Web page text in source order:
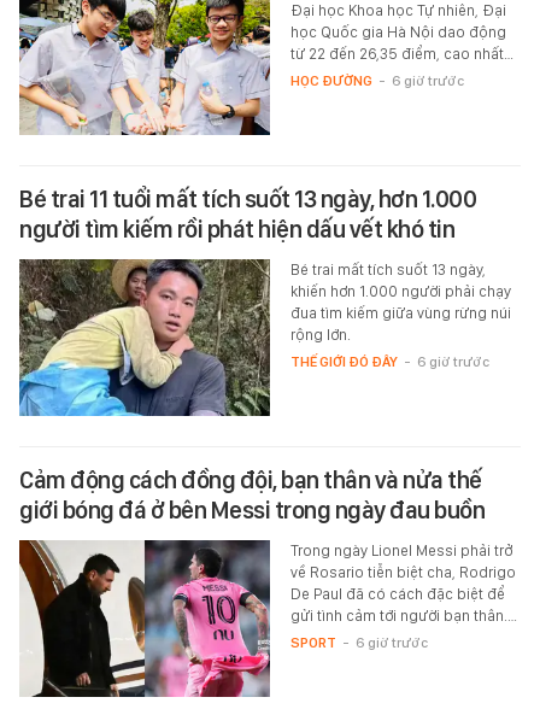
Đại học Khoa học Tự nhiên, Đại
học Quốc gia Hà Nội dao động
từ 22 đến 26,35 điểm, cao nhất…
HỌC ĐƯỜNG - 6 giờ trước
Bé trai 11 tuổi mất tích suốt 13 ngày, hơn 1.000
người tìm kiếm rồi phát hiện dấu vết khó tin
Bé trai mất tích suốt 13 ngày,
khiến hơn 1.000 người phải chạy
đua tìm kiếm giữa vùng rừng núi
rộng lớn.
THẾ GIỚI ĐÓ ĐÂY - 6 giờ trước
Cảm động cách đồng đội, bạn thân và nửa thế
giới bóng đá ở bên Messi trong ngày đau buồn
Trong ngày Lionel Messi phải trở
về Rosario tiễn biệt cha, Rodrigo
De Paul đã có cách đặc biệt để
gửi tình cảm tới người bạn thân.…
SPORT - 6 giờ trước